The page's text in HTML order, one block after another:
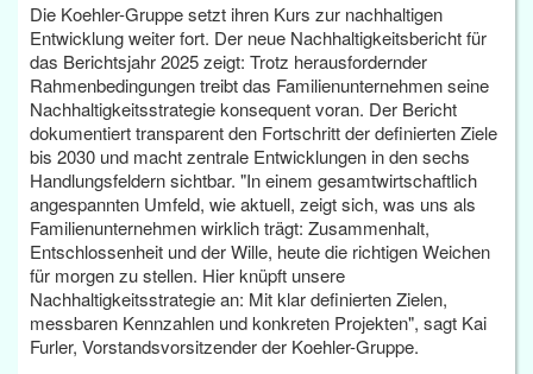
Die Koehler-Gruppe setzt ihren Kurs zur nachhaltigen
Entwicklung weiter fort. Der neue Nachhaltigkeitsbericht für
das Berichtsjahr 2025 zeigt: Trotz herausfordernder
Rahmenbedingungen treibt das Familienunternehmen seine
Nachhaltigkeitsstrategie konsequent voran. Der Bericht
dokumentiert transparent den Fortschritt der definierten Ziele
bis 2030 und macht zentrale Entwicklungen in den sechs
Handlungsfeldern sichtbar. "In einem gesamtwirtschaftlich
angespannten Umfeld, wie aktuell, zeigt sich, was uns als
Familienunternehmen wirklich trägt: Zusammenhalt,
Entschlossenheit und der Wille, heute die richtigen Weichen
für morgen zu stellen. Hier knüpft unsere
Nachhaltigkeitsstrategie an: Mit klar definierten Zielen,
messbaren Kennzahlen und konkreten Projekten", sagt Kai
Furler, Vorstandsvorsitzender der Koehler-Gruppe.